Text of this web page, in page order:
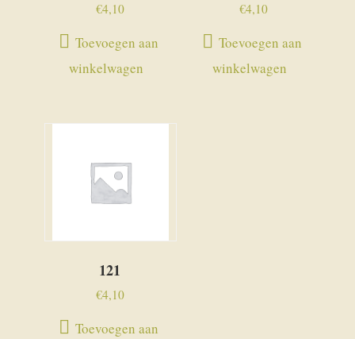
€4,10
Toevoegen aan
winkelwagen
€4,10
Toevoegen aan
winkelwagen
121
€4,10
Toevoegen aan